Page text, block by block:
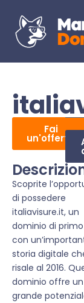
Fai
un'offerta
Scoprite
di possedere
italiavisure.it, un
dominio di
con
storia digitale
risale al 2016.
dominio offre un
grande